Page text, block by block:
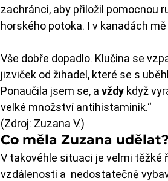
zachránci, aby přiložil pomocnou
horského potoka. I v kanadách
Vše dobře dopadlo. Klučina se
jizviček od žihadel, které se s
Ponaučila jsem se, a vždy když
velké množství antihistaminik.“
(Zdroj: Zuzana V.)
Co měla Zuzana udělat?
V takovéhle situaci je velmi těžké
vzdálenosti a  nedostatečně